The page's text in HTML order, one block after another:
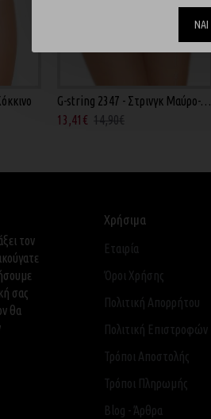
ΝΑΙ
G-string 2347 - Στρινγκ Μαύρο-Ροζ
13,41€ 14,90€
22,41€ 24,90€
τον
σας
θα
Χρήσιμα
Εταιρία
Όροι Χρήσης
Πολιτική Απορρήτου
Πολιτική Επιστροφών
Τρόποι Αποστολής
Τρόποι Πληρωμής
Blog - Άρθρα